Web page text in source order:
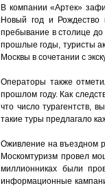
В компании «Артек»
Новый год и Рождество
пребывание в столице
прошлые годы, туристы
Москвы в сочетании с
Операторы также
прошлом году. Как
что число турагентств,
такие туры предлагало
Оживление на въездном
Москомтуризм провел
миллионниках были
информационные